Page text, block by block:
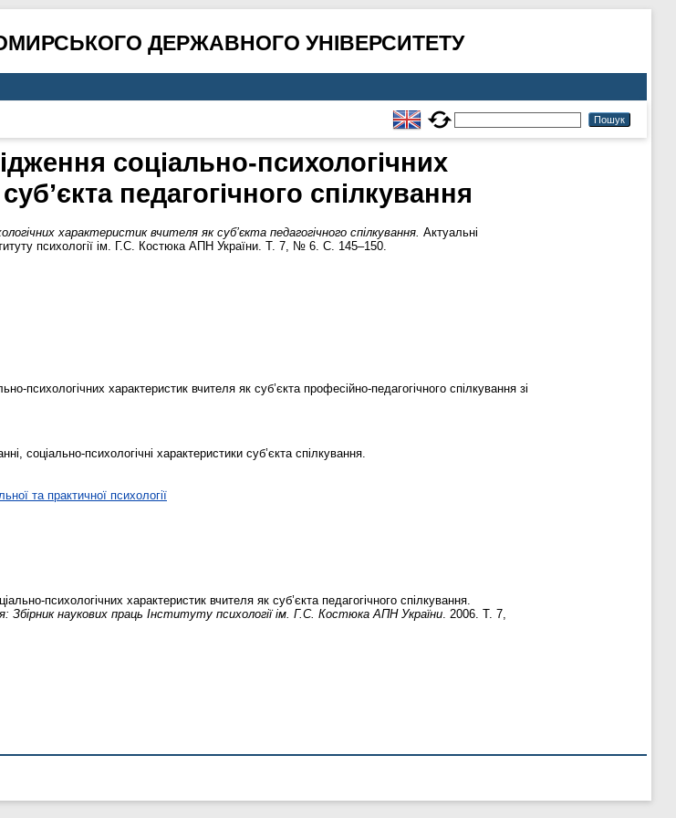
ДЕРЖАВНОГО УНІВЕРСИТЕТУ
соціально-психологічних
педагогічного спілкування
характеристик вчителя як суб’єкта педагогічного спілкування. Актуальні
психології ім. Г.С. Костюка АПН України. Т. 7, № 6. С. 145–150.
психологічних характеристик вчителя як суб’єкта професійно-педагогічного спілкування зі
соціально-психологічні характеристики суб’єкта спілкування.
та практичної психології
психологічних характеристик вчителя як суб’єкта педагогічного спілкування.
Збірник наукових праць Інституту психології ім. Г.С. Костюка АПН України . 2006. Т. 7,